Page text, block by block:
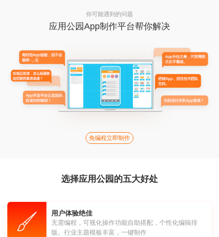
你可能遇到的问题
应用公园App制作平台帮你解决
免编程立即制作
选择应用公园的五大好处
用户体验绝佳
无需编程，可视化操作功能自助搭配，个性化编辑排
版。行业主题模板丰富，一键制作